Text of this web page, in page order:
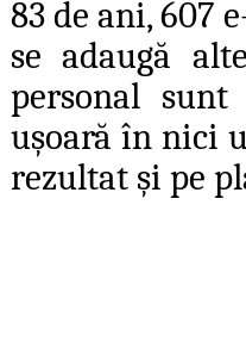
83 de ani, 607
se adaugă
personal
uşoară în nici
rezultat şi pe